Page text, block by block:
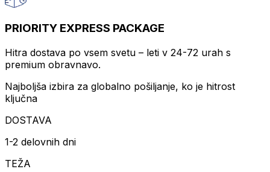
PRIORITY EXPRESS PACKAGE
Hitra dostava po vsem svetu – leti v 24-72 urah s
premium obravnavo.
Najboljša izbira za globalno pošiljanje, ko je hitrost
ključna
DOSTAVA
1-2 delovnih dni
TEŽA